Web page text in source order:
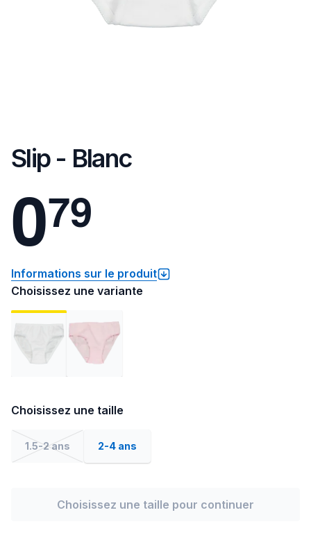
Slip - Blanc
079
Informations sur le produit
Choisissez une variante
Choisissez une taille
1.5-2 ans 2-4 ans
Choisissez une taille pour continuer